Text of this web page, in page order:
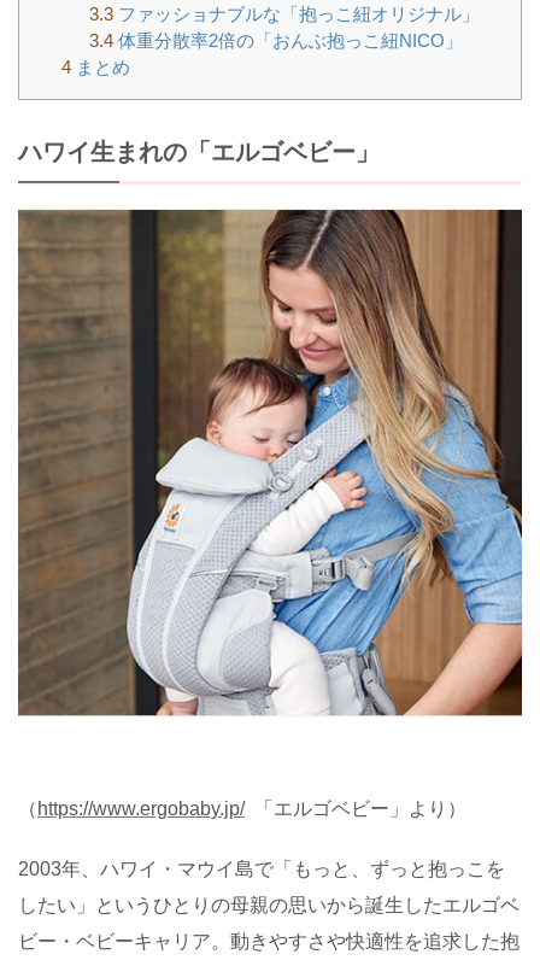
3.3ファッショナブルな「抱っこ紐オリジナル」
3.4体重分散率2倍の「おんぶ抱っこ紐NICO」
4 まとめ
ハワイ生まれの「エルゴベビー」
（ https://www.ergobaby.jp/ 「エルゴベビー」より）
2003年、ハワイ・マウイ島で「もっと、ずっと抱っこを
したい」というひとりの母親の思いから誕生したエルゴベ
ビー・ベビーキャリア。動きやすさや快適性を追求した抱